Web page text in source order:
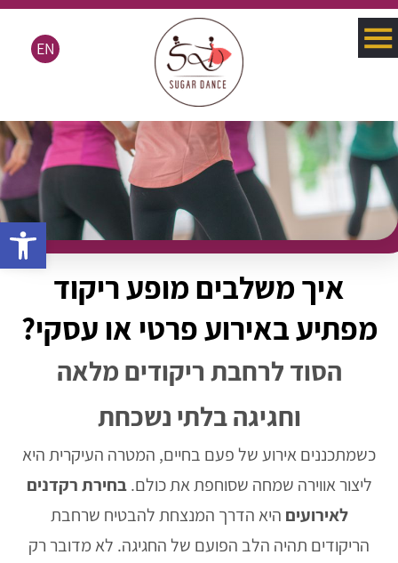
פתח
EN
איך משלבים מופע ריקוד
מפתיע באירוע פרטי או עסקי?
הסוד לרחבת ריקודים מלאה
וחגיגה בלתי נשכחת
כשמתכננים אירוע של פעם בחיים, המטרה העיקרית היא
ליצור אווירה שמחה שסוחפת את כולם.בחירת רקדנים
לאירועים היא הדרך המנצחת להבטיח שרחבת
הריקודים תהיה הלב הפועם של החגיגה. לא מדובר רק